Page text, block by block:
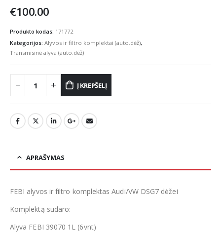
€100.00
Produkto kodas: 171772
Kategorijos: Alyvos ir filtro komplektai (auto.dėž),
Transmisinė alyva (auto.dėž)
Į KREPŠELĮ
APRAŠYMAS
FEBI alyvos ir filtro komplektas Audi/VW DSG7 dėžei
Komplektą sudaro:
Alyva FEBI 39070 1L (6vnt)